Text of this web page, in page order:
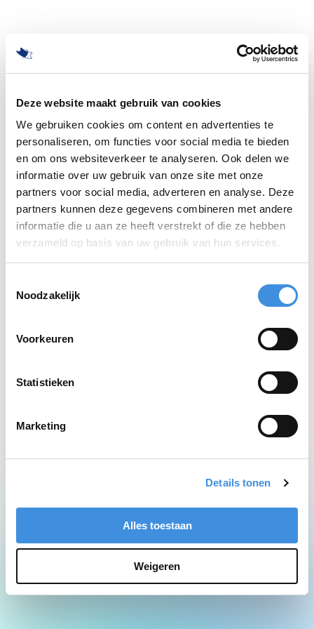
Deze website maakt gebruik van cookies
We gebruiken cookies om content en advertenties te
personaliseren, om functies voor social media te bieden
en om ons websiteverkeer te analyseren. Ook delen we
informatie over uw gebruik van onze site met onze
partners voor social media, adverteren en analyse. Deze
partners kunnen deze gegevens combineren met andere
informatie die u aan ze heeft verstrekt of die ze hebben
verzameld op basis van uw gebruik van hun services.
Noodzakelijk
Voorkeuren
Statistieken
Marketing
Details tonen
Alles toestaan
Weigeren
500